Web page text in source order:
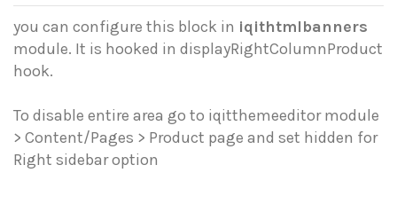
you can configure this block in iqithtmlbanners
module. It is hooked in displayRightColumnProduct
hook.
To disable entire area go to iqitthemeeditor module
> Content/Pages > Product page and set hidden for
Right sidebar option